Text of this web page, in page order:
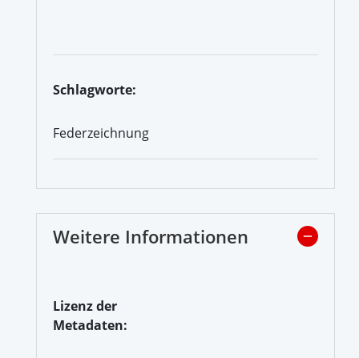
Schlagworte:
Federzeichnung
Weitere Informationen
Lizenz der
Metadaten: